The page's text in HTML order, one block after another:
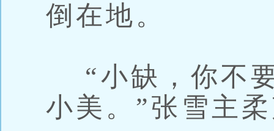
倒在地。
“小缺，你不
小美。”张雪主